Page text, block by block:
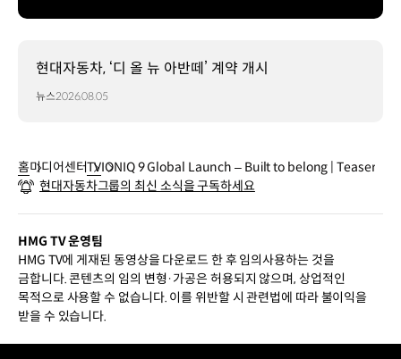
현대자동차, ‘디 올 뉴 아반떼’ 계약 개시
뉴스2026.08.05
홈미디어센터TVIONIQ 9 Global Launch – Built to belong | Teaser
현대자동차그룹의 최신 소식을 구독하세요
HMG TV 운영팀
HMG TV에 게재된 동영상을 다운로드 한 후 임의사용하는 것을
금합니다. 콘텐츠의 임의 변형·가공은 허용되지 않으며, 상업적인
목적으로 사용할 수 없습니다. 이를 위반할 시 관련법에 따라 불이익을
받을 수 있습니다.